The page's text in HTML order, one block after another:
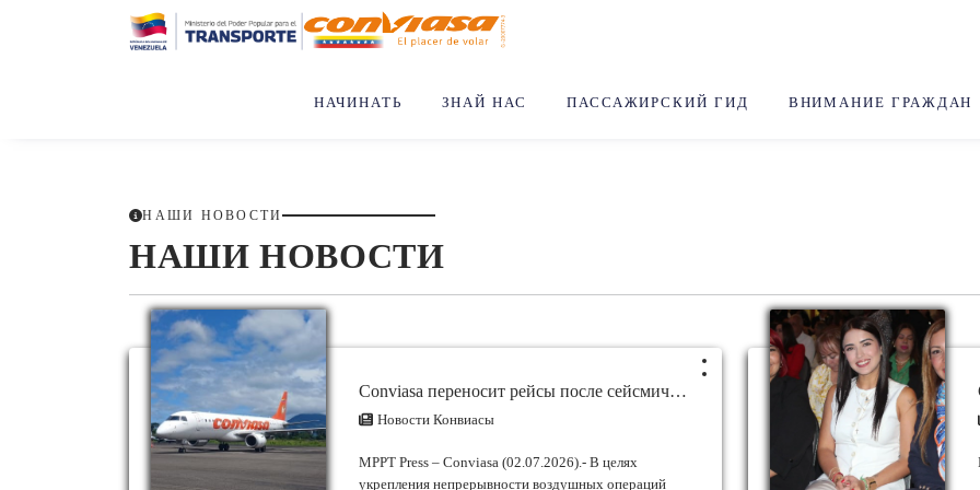
НАЧИНАТЬ ЗНАЙ НАС ПАССАЖИРСКИЙ ГИД ВНИМАНИЕ ГРАЖДАН
НАШИ НОВОСТИ
НАШИ НОВОСТИ
Conviasa переносит рейсы после сейсмических событий в Венесуэле
Новости Конвиасы
MPPT Press – Conviasa (02.07.2026).- В целях
укрепления непрерывности воздушных операций